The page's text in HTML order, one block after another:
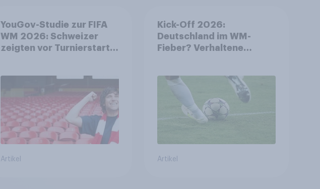
YouGov-Studie zur FIFA
WM 2026: Schweizer
zeigten vor Turnierstart
Artikel
Kick-Off 2026:
Deutschland im WM-
Fieber? Verhaltene
Weltmeisterschaft
Artikel